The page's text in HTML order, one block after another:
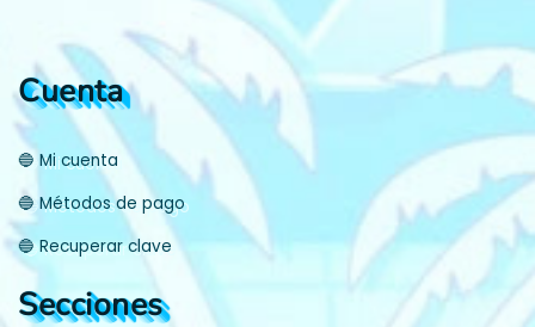
Cuenta
🔵 Mi cuenta
🔵 Métodos de pago
🔵 Recuperar clave
Secciones